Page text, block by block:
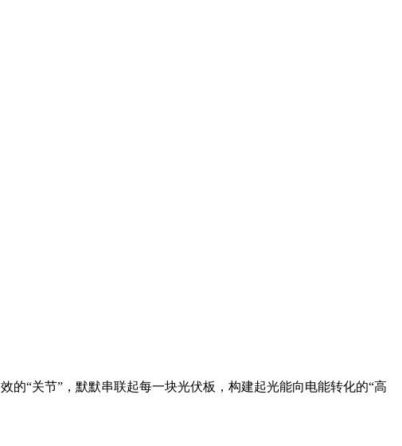
“关节”，默默串联起每一块光伏板，构建起光能向电能转化的“高